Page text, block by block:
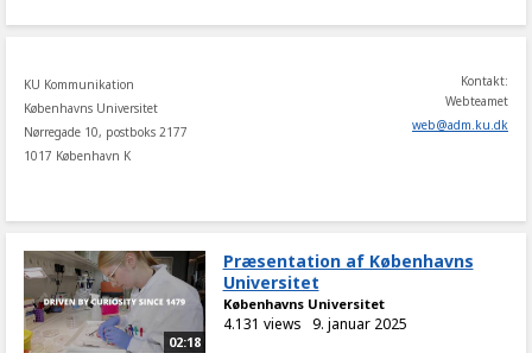
KU Kommunikation
Københavns Universitet
Nørregade 10, postboks 2177
1017 København K
Kontakt:
Webteamet
web@adm.ku.dk
02:18
Præsentation af Københavns
Universitet
Københavns Universitet
4.131 views 9. januar 2025